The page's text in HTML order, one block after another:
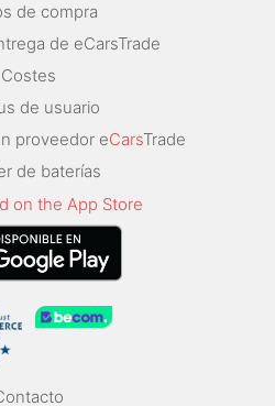
de compra
de eCarsTrade
Costes
de usuario
proveedor eCarsTrade
de baterías